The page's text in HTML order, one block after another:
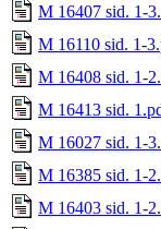
M 16407 sid. 1-
M 16110 sid. 1-
M 16408 sid. 1-
M 16413 sid.
M 16027 sid. 1-
M 16385 sid. 1-
M 16403 sid. 1-